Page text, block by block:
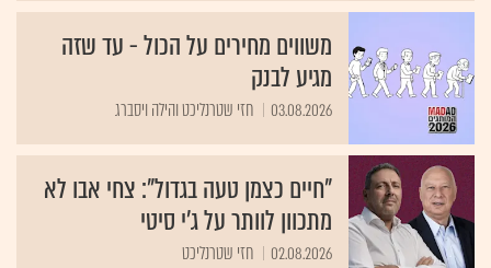
משווים מחירים על הכול - עד שזה
מגיע לבנק
03.08.2026 חזי שטרנליכט והילה ויסברג
"חיים כצמן טעה בגדול": צחי אבו לא
מתכוון לוותר על ג'י סיטי
02.08.2026 חזי שטרנליכט